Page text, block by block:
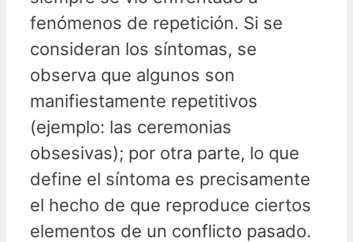
fenómenos de repetición. Si se
consideran los síntomas, se
observa que algunos son
manifiestamente repetitivos
(ejemplo: las ceremonias
obsesivas); por otra parte, lo que
define el síntoma es precisamente
el hecho de que reproduce ciertos
elementos de un conflicto pasado.